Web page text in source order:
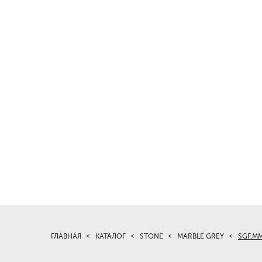
ГЛАВНАЯ КАТАЛОГ STONE MARBLE GREY